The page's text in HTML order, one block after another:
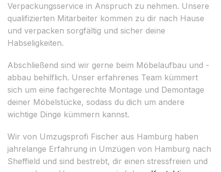
Verpackungsservice in Anspruch zu nehmen. Unsere
qualifizierten Mitarbeiter kommen zu dir nach Hause
und verpacken sorgfältig und sicher deine
Habseligkeiten.
Abschließend sind wir gerne beim Möbelaufbau und -
abbau behilflich. Unser erfahrenes Team kümmert
sich um eine fachgerechte Montage und Demontage
deiner Möbelstücke, sodass du dich um andere
wichtige Dinge kümmern kannst.
Wir von Umzugsprofi Fischer aus Hamburg haben
jahrelange Erfahrung in Umzügen von Hamburg nach
Sheffield und sind bestrebt, dir einen stressfreien und